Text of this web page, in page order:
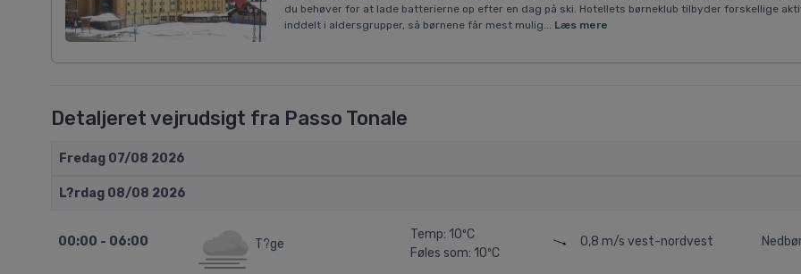
du behøver for at lade batterierne op efter en dag på ski. Hotellets børneklub tilbyder forskellige
inddelt i aldersgrupper, så børnene får mest mulig... Læs mere
Detaljeret vejrudsigt fra Passo Tonale
Fredag 07/08 2026
L?rdag 08/08 2026
00:00 - 06:00 T?ge
Temp: 10ºC
Føles som: 10ºC
0,8 m/svest-nordvest